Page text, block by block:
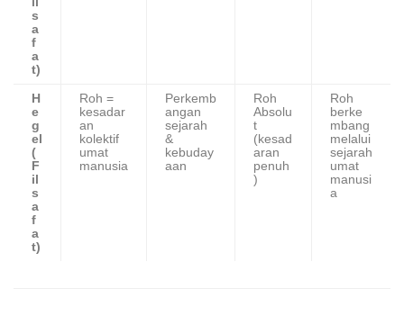
s
a
f
a
t)
H
e
g
el
(
F
il
s
a
f
a
t)
Roh =
kesadar
an
kolektif
umat
manusia
Perkemb
angan
sejarah
&
kebuday
aan
Roh
Absolu
t
(kesad
aran
penuh
)
Roh
berke
mbang
melalui
sejarah
umat
manusi
a